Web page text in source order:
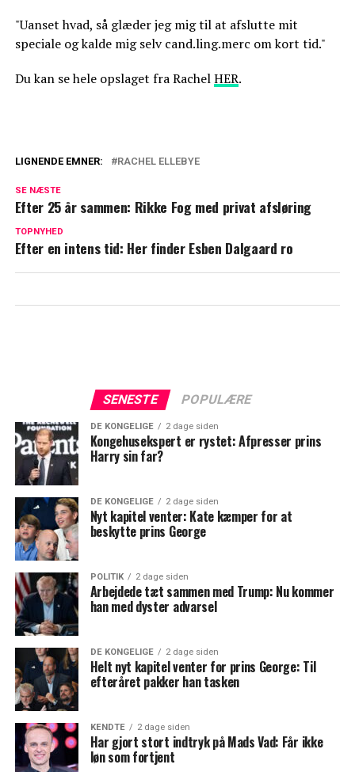
"Uanset hvad, så glæder jeg mig til at afslutte mit
speciale og kalde mig selv cand.ling.merc om kort tid."
Du kan se hele opslaget fra RachelHER.
uden tag over hovedet
ud efter hjælp
LIGNENDE EMNER: RACHEL ELLEBYE
SE NÆSTE
Efter 25 år sammen: Rikke Fog med privat afsløring
TOPNYHED
Efter en intens tid: Her finder Esben Dalgaard ro
SENESTE POPULÆRE
DE KONGELIGE 2 dage siden
Kongehusekspert er rystet: Afpresser prins
Harry sin far?
DE KONGELIGE 2 dage siden
Nyt kapitel venter: Kate kæmper for at
beskytte prins George
POLITIK 2 dage siden
Arbejdede tæt sammen med Trump: Nu kommer
han med dyster advarsel
DE KONGELIGE 2 dage siden
Helt nyt kapitel venter for prins George: Til
efteråret pakker han tasken
KENDTE 2 dage siden
Har gjort stort indtryk på Mads Vad: Får ikke
løn som fortjent